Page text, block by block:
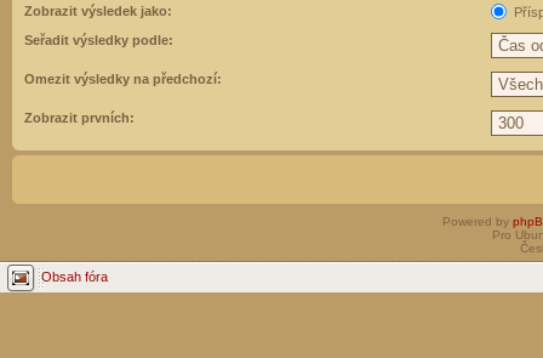
Zobrazit výsledek jako:
Seřadit výsledky podle:
Omezit výsledky na předchozí:
Zobrazit prvních:
Powered by
Pro
Obsah fóra